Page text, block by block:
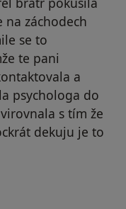
na záchodech
se to
te pani
a
psychologa do
s tím že
dekuju je to
Pacient